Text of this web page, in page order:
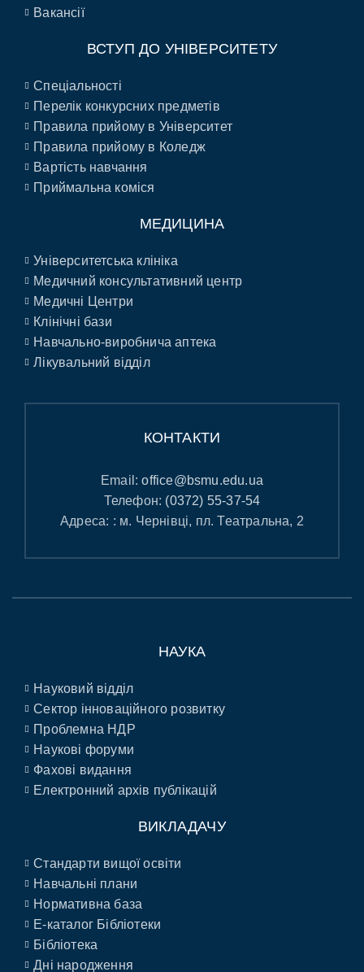
Вакансії
ВСТУП ДО УНІВЕРСИТЕТУ
Спеціальності
Перелік конкурсних предметів
Правила прийому в Університет
Правила прийому в Коледж
Вартість навчання
Приймальна коміся
МЕДИЦИНА
Університетська клініка
Медичний консультативний центр
Медичні Центри
Клінічні бази
Навчально-виробнича аптека
Лікувальний відділ
КОНТАКТИ
Email:office@bsmu.edu.ua
Телефон: (0372) 55-37-54
Адреса: : м. Чернівці, пл. Театральна, 2
НАУКА
Науковий відділ
Сектор інноваційного розвитку
Проблемна НДР
Наукові форуми
Фахові видання
Електронний архів публікацій
ВИКЛАДАЧУ
Стандарти вищої освіти
Навчальні плани
Нормативна база
E-каталог Бібліотеки
Бібліотека
Дні народження